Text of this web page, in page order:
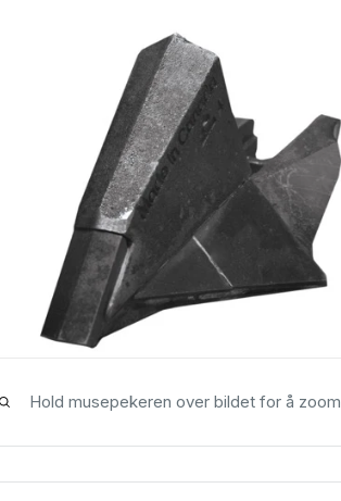
Hold musepekeren over bildet for å